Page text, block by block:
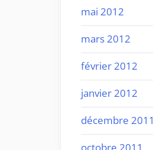
mai 2012
mars 2012
février 2012
janvier 2012
décembre 2011